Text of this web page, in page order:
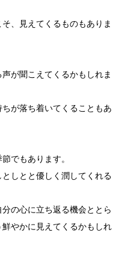
、見えてくるものもありま
が聞こえてくるかもしれま
が落ち着いてくることもあ
でもあります。
しとと優しく潤してくれる
の心に立ち返る機会ととら
やかに見えてくるかもしれ